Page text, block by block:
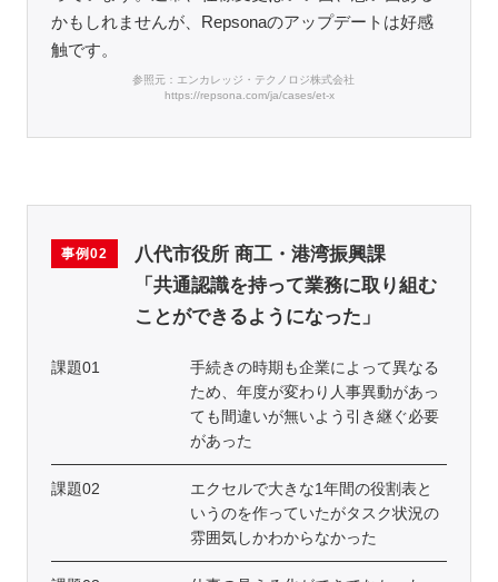
かもしれませんが、Repsonaのアップデートは好感
触です。
参照元：エンカレッジ・テクノロジ株式会社
https://repsona.com/ja/cases/et-x
事例02
八代市役所 商工・港湾振興課
「共通認識を持って業務に取り組む
ことができるようになった」
課題01
手続きの時期も企業によって異なる
ため、年度が変わり人事異動があっ
ても間違いが無いよう引き継ぐ必要
があった
課題02
エクセルで大きな1年間の役割表と
いうのを作っていたがタスク状況の
雰囲気しかわからなかった